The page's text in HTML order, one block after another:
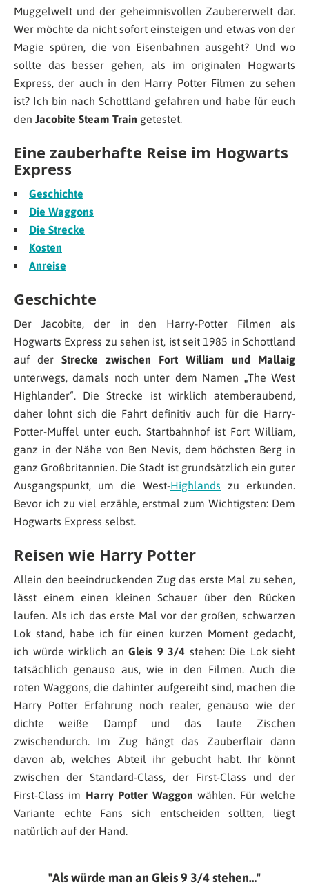
Muggelwelt und der geheimnisvollen Zaubererwelt dar.
Wer möchte da nicht sofort einsteigen und etwas von der
Magie spüren, die von Eisenbahnen ausgeht? Und wo
sollte das besser gehen, als im originalen Hogwarts
Express, der auch in den Harry Potter Filmen zu sehen
ist? Ich bin nach Schottland gefahren und habe für euch
den Jacobite Steam Train getestet.
Eine zauberhafte Reise im Hogwarts
Express
Geschichte
Die Waggons
Die Strecke
Kosten
Anreise
Geschichte
Der Jacobite, der in den Harry-Potter Filmen als
Hogwarts Express zu sehen ist, ist seit 1985 in Schottland
auf der Strecke zwischen Fort William und Mallaig
unterwegs, damals noch unter dem Namen „The West
Highlander“. Die Strecke ist wirklich atemberaubend,
daher lohnt sich die Fahrt definitiv auch für die Harry-
Potter-Muffel unter euch. Startbahnhof ist Fort William,
ganz in der Nähe von Ben Nevis, dem höchsten Berg in
ganz Großbritannien. Die Stadt ist grundsätzlich ein guter
Ausgangspunkt, um die West-Highlands zu erkunden.
Bevor ich zu viel erzähle, erstmal zum Wichtigsten: Dem
Hogwarts Express selbst.
Reisen wie Harry Potter
Allein den beeindruckenden Zug das erste Mal zu sehen,
lässt einem einen kleinen Schauer über den Rücken
laufen. Als ich das erste Mal vor der großen, schwarzen
Lok stand, habe ich für einen kurzen Moment gedacht,
ich würde wirklich an Gleis 9 3/4 stehen: Die Lok sieht
tatsächlich genauso aus, wie in den Filmen. Auch die
roten Waggons, die dahinter aufgereiht sind, machen die
Harry Potter Erfahrung noch realer, genauso wie der
dichte weiße Dampf und das laute Zischen
zwischendurch. Im Zug hängt das Zauberflair dann
davon ab, welches Abteil ihr gebucht habt. Ihr könnt
zwischen der Standard-Class, der First-Class und der
First-Class im Harry Potter Waggon wählen. Für welche
Variante echte Fans sich entscheiden sollten, liegt
natürlich auf der Hand.
Als würde man an Gleis 9 3/4 stehen…